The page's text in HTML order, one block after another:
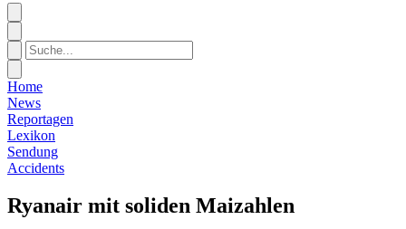
Home
News
Reportagen
Lexikon
Sendung
Accidents
Ryanair mit soliden Maizahlen